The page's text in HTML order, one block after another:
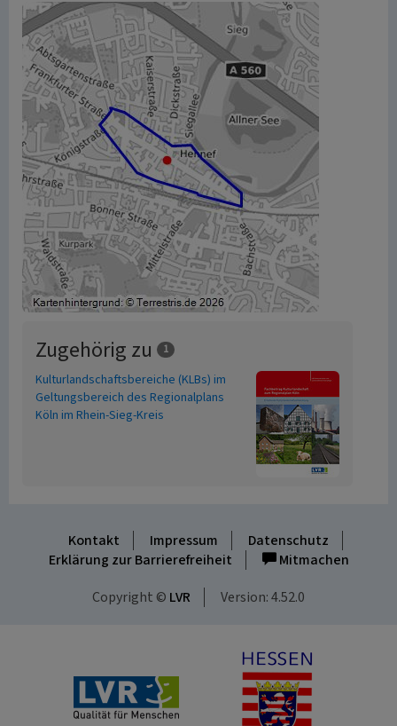
Zugehörig zu 1
Kulturlandschaftsbereiche (KLBs) im
Geltungsbereich des Regionalplans
Köln im Rhein-Sieg-Kreis
Kontakt Impressum
Datenschutz
Erklärung zur Barrierefreiheit
Mitmachen
Copyright © LVR Version: 4.52.0